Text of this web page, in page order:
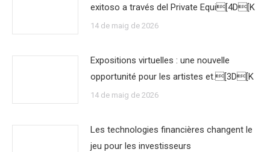
exitoso a través del Private Equi[4D[K
14 de maig de 2026
Expositions virtuelles : une nouvelle
opportunité pour les artistes et.[3D[K
14 de maig de 2026
Les technologies financières changent le
jeu pour les investisseurs